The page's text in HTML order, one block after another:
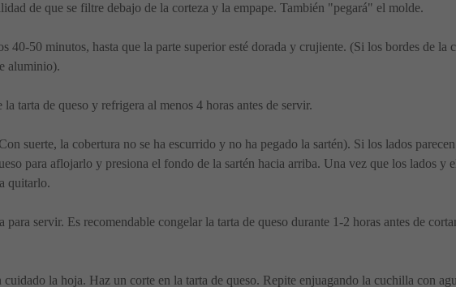
de que se filtre debajo de la corteza y la empape. También "pegará" el molde.
40-50 minutos, hasta que la parte superior esté dorada y crujiente. (Si los bordes de la
aluminio).
tarta de queso y refrigera al menos 4 horas antes de servir.
suerte, la cobertura no se ha escurrido y no ha pegado la sartén). Si los lados
para aflojarlo y presiona el fondo de la sartén hacia arriba. Una vez que los lados y
quitarlo.
servir. Es recomendable congelar la tarta de queso durante 1-2 horas antes de
la hoja. Haz un corte en la tarta de queso. Repite enjuagando la cuchilla con